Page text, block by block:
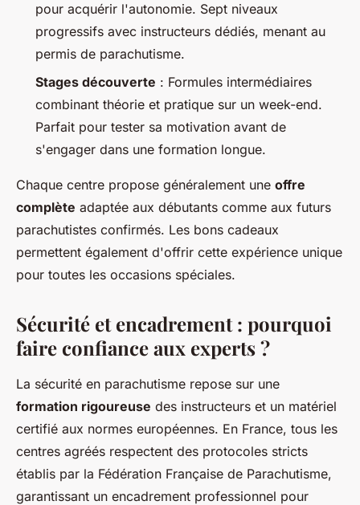
pour acquérir l'autonomie. Sept niveaux
progressifs avec instructeurs dédiés, menant au
permis de parachutisme.
Stages découverte : Formules intermédiaires
combinant théorie et pratique sur un week-end.
Parfait pour tester sa motivation avant de
s'engager dans une formation longue.
Chaque centre propose généralement une offre
complète adaptée aux débutants comme aux futurs
parachutistes confirmés. Les bons cadeaux
permettent également d'offrir cette expérience unique
pour toutes les occasions spéciales.
Sécurité et encadrement : pourquoi
faire confiance aux experts ?
La sécurité en parachutisme repose sur une
formation rigoureuse des instructeurs et un matériel
certifié aux normes européennes. En France, tous les
centres agréés respectent des protocoles stricts
établis par la Fédération Française de Parachutisme,
garantissant un encadrement professionnel pour